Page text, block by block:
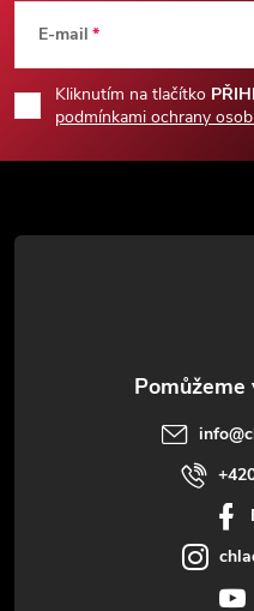
p
a
E-mail
Kliknutím na tlačítko
podmínkami ochrany
info@